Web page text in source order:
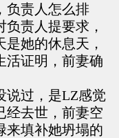
负责人怎么排
责人提要求，
她的休息天，
活证明，前妻确
说过，是LZ感觉
经去世，前妻空
来填补她坍塌的